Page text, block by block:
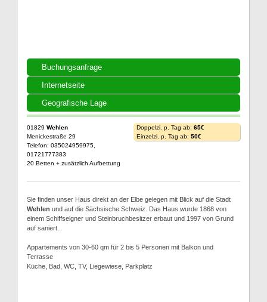
Buchungsanfrage
Internetseite
Geografische Lage
01829 Wehlen
Menickestraße 29
Telefon: 035024959975,
01721777383
20 Betten + zusätzlich Aufbettung
Doppelzi. p. Tag ab: 65€
Einzelzi. p. Tag ab: 50€
Sie finden unser Haus direkt an der Elbe gelegen mit Blick auf die Stadt
Wehlen und auf die Sächsische Schweiz. Das Haus wurde 1868 von
einem Schiffseigner und Steinbruchbesitzer erbaut und 1997 von Grund
auf saniert.
Appartements von 30-60 qm für 2 bis 5 Personen mit Balkon und
Terrasse
Küche, Bad, WC, TV, Liegewiese, Parkplatz